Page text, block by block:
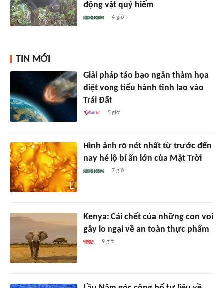
động vật quý hiếm
4 giờ
TIN MỚI
Giải pháp táo bạo ngăn thảm họa
diệt vong tiểu hành tinh lao vào
Trái Đất
5 giờ
Hình ảnh rõ nét nhất từ trước đến
nay hé lộ bí ẩn lớn của Mặt Trời
7 giờ
Kenya: Cái chết của những con voi
gây lo ngại về an toàn thực phẩm
9 giờ